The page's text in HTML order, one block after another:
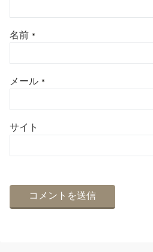
名前 *
メール *
サイト